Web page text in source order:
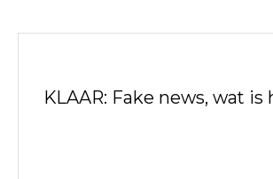
KLAAR: Fake news, wat is